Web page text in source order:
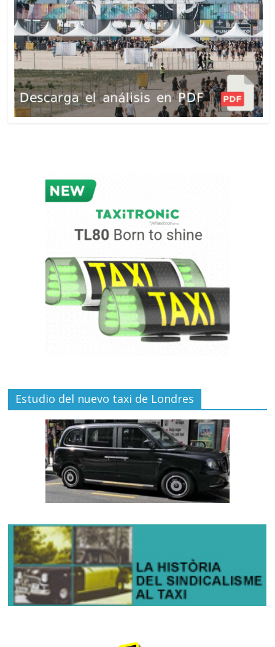
Estudio del nuevo taxi de Londres